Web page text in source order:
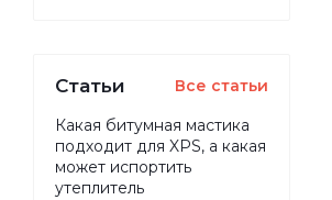
Статьи Все статьи
Какая битумная мастика
подходит для XPS, а какая
может испортить
утеплитель